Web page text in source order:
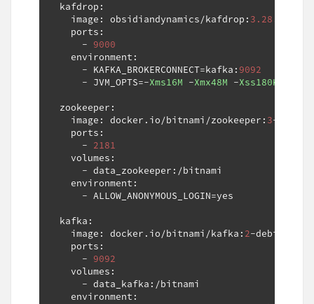
  kafdrop
:
    image
: obsidiandynamics/kafdrop : 3.28
    ports
:
- 9000
    environment
:
- KAFKA_BROKERCONNECT=kafka : 9092
- JVM_OPTS=-Xms16M -Xmx48M -Xss180K
  zookeeper
:
    image
: docker . io/bitnami /zookeeper : 3-
    ports
:
- 2181
    volumes
:
- data_zookeeper :/bitnami
    environment
:
- ALLOW_ANONYMOUS_LOGIN=yes
  kafka
:
    image
: docker . io/bitnami /kafka : 2-debian
    ports
:
- 9092
    volumes
:
- data_kafka :/bitnami
    environment
: